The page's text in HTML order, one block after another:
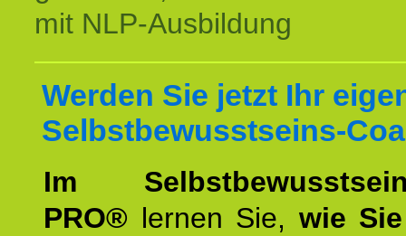
mit NLP-Ausbildung
Werden Sie jetzt Ihr
Selbstbewusstseins-
Im
PRO® lernen Sie, wie